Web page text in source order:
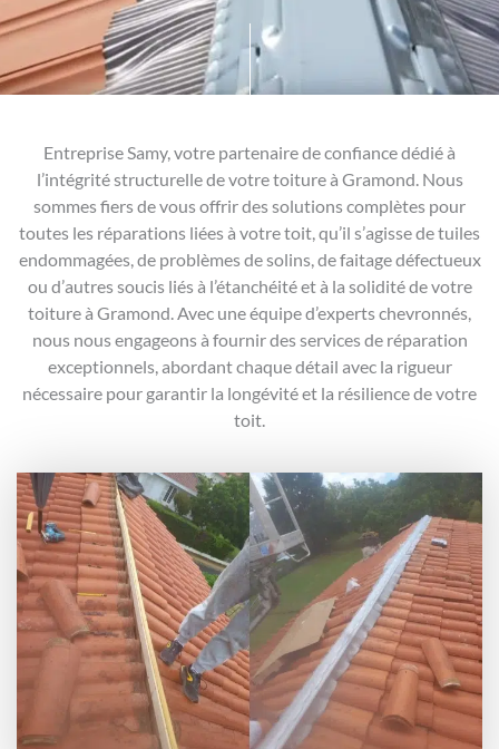
Entreprise Samy, votre partenaire de confiance dédié à
l’intégrité structurelle de votre toiture à Gramond. Nous
sommes fiers de vous offrir des solutions complètes pour
toutes les réparations liées à votre toit, qu’il s’agisse de tuiles
endommagées, de problèmes de solins, de faitage défectueux
ou d’autres soucis liés à l’étanchéité et à la solidité de votre
toiture à Gramond. Avec une équipe d’experts chevronnés,
nous nous engageons à fournir des services de réparation
exceptionnels, abordant chaque détail avec la rigueur
nécessaire pour garantir la longévité et la résilience de votre
toit.